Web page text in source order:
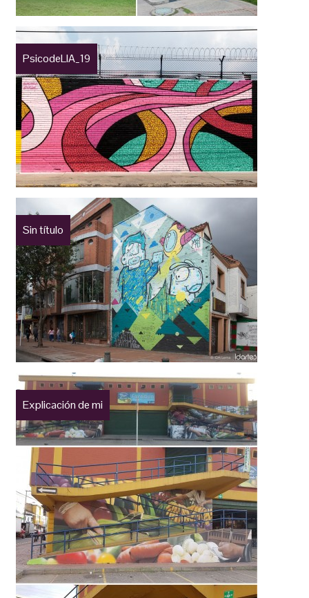
PsicodeLIA_19
Sin título
Explicación de mi